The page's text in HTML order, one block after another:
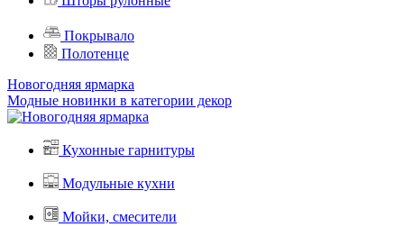
Покрывало
Полотенце
Новогодняя ярмарка
Модные новинки в категории декор
Кухонные гарнитуры
Модульные кухни
Мойки, смесители